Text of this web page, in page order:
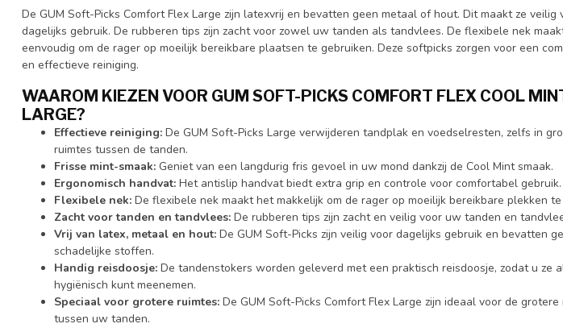
De GUM Soft-Picks Comfort Flex Large zijn latexvrij en bevatten geen metaal of hout. Dit maakt ze veilig
dagelijks gebruik. De rubberen tips zijn zacht voor zowel uw tanden als tandvlees. De flexibele nek
eenvoudig om de rager op moeilijk bereikbare plaatsen te gebruiken. Deze softpicks zorgen voor een
en effectieve reiniging.
WAAROM KIEZEN VOOR GUM SOFT-PICKS COMFORT FLEX COOL
LARGE?
Effectieve reiniging: De GUM Soft-Picks Large verwijderen tandplak en voedselresten, zelfs in
ruimtes tussen de tanden.
Frisse mint-smaak: Geniet van een langdurig fris gevoel in uw mond dankzij de Cool Mint smaak.
Ergonomisch handvat: Het antislip handvat biedt extra grip en controle voor comfortabel gebruik.
Flexibele nek: De flexibele nek maakt het makkelijk om de rager op moeilijk bereikbare plekken
Zacht voor tanden en tandvlees: De rubberen tips zijn zacht en veilig voor uw tanden en
Vrij van latex, metaal en hout: De GUM Soft-Picks zijn veilig voor dagelijks gebruik en bevatten
schadelijke stoffen.
Handig reisdoosje: De tandenstokers worden geleverd met een praktisch reisdoosje, zodat u ze
hygiënisch kunt meenemen.
Speciaal voor grotere ruimtes: De GUM Soft-Picks Comfort Flex Large zijn ideaal voor de grotere
tussen uw tanden.